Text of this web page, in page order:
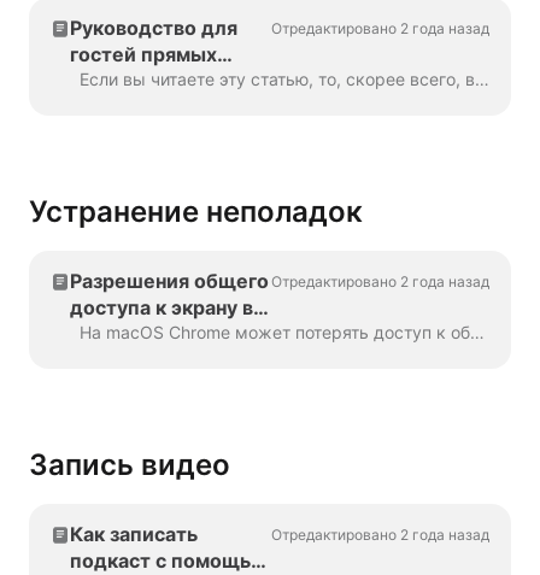
Руководство для
гостей прямых
трансляций
Отредактировано 2 года назад
Если вы читаете эту статью, то, скорее всего, вас пригласили принять участие в трансляции с помощью Wave.video. Поздравляем! Для обеспечения наилучшего просмотра...
Устранение неполадок
Разрешения общего
доступа к экрану в
macOS
Отредактировано 2 года назад
На macOS Chrome может потерять доступ к общему доступу к экрану. Если это произошло, выполните следующие действия, чтобы восстановить доступ: Откройте Системные настройки и...
Запись видео
Как записать
подкаст с помощью
Отредактировано 2 года назад